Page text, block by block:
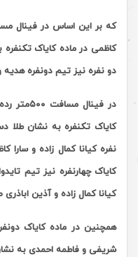
که بر این اساس در فینال
کاظمی در ماده کایاک
دو نفره نیز تیم دونفره
در فینال مسافت ۵۰۰متر
کایاک تکنفره به نشان طلا
نفره کیانا کمال زاده و
کایاک چهارنفره نیز تیم
کیانا کمال زاده و آذین
همچنین در ماده کایاک
شریفی و فاطمه احمدی به